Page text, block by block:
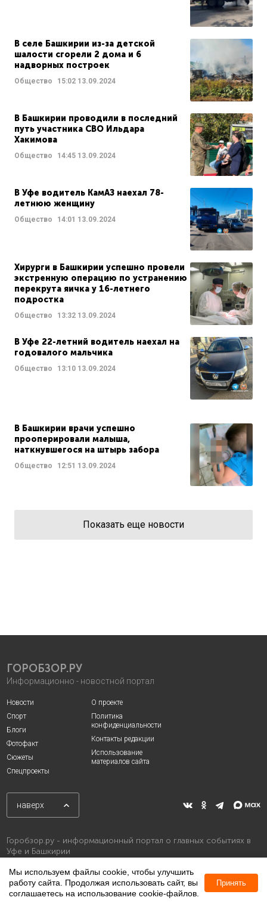
В селе Башкирии из-за детской
шалости сгорели 2 дома и 6
надворных построек
Общество 15:02 13.09.2024
В Башкирии проводили в последний
путь участника СВО Ильдара
Хакимова
Общество 14:45 13.09.2024
В Уфе водитель КамАЗ наехал 78-
летнюю женщину
Общество 14:01 13.09.2024
Хирурги в Башкирии успешно провели
экстренную операцию по устранению
перекрута яичка у 16-летнего
подростка
Общество 13:32 13.09.2024
В Уфе 22-летний водитель наехал на
годовалого мальчика
Общество 13:10 13.09.2024
В Башкирии врачи успешно
прооперировали малыша,
наткнувшегося на штырь забора
Общество 12:51 13.09.2024
Показать еще новости
ГОРОБЗОР.РУ
Информационно - новостной портал
Новости
Спорт
Блоги
Фотофакт
Сюжеты
Спецпроекты
О проекте
Политика
конфиденциальности
Контакты редакции
Использование
материалов сайта
наверх
Горобзор.ру - информационный портал о главных событиях в
Уфе и Башкирии
Мы используем файлы cookie, чтобы улучшить
работу сайта. Продолжая использовать сайт, вы
соглашаетесь на использование cookie-файлов.
Принять